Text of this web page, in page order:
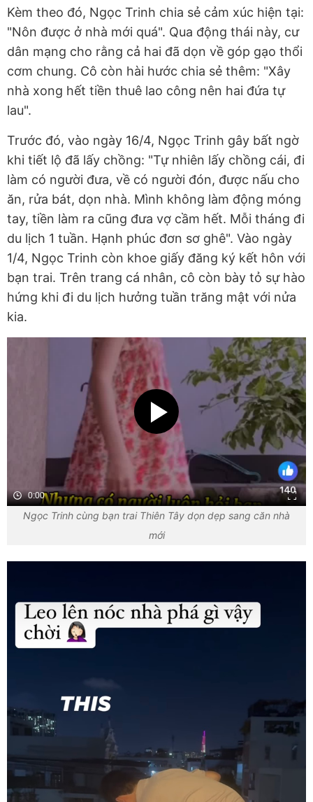
Kèm theo đó, Ngọc Trinh chia sẻ cảm xúc hiện tại:
"Nôn được ở nhà mới quá". Qua động thái này, cư
dân mạng cho rằng cả hai đã dọn về góp gạo thổi
cơm chung. Cô còn hài hước chia sẻ thêm: "Xây
nhà xong hết tiền thuê lao công nên hai đứa tự
lau".
Trước đó, vào ngày 16/4, Ngọc Trinh gây bất ngờ
khi tiết lộ đã lấy chồng: "Tự nhiên lấy chồng cái, đi
làm có người đưa, về có người đón, được nấu cho
ăn, rửa bát, dọn nhà. Mình không làm động móng
tay, tiền làm ra cũng đưa vợ cầm hết. Mỗi tháng đi
du lịch 1 tuần. Hạnh phúc đơn sơ ghê". Vào ngày
1/4, Ngọc Trinh còn khoe giấy đăng ký kết hôn với
bạn trai. Trên trang cá nhân, cô còn bày tỏ sự hào
hứng khi đi du lịch hưởng tuần trăng mật với nửa
kia.
0:00
Ngọc Trinh cùng bạn trai Thiên Tây dọn dẹp sang căn nhà
mới